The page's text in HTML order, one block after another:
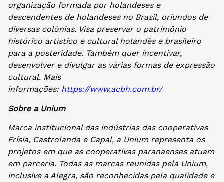
organização formada por holandeses e
descendentes de holandeses no Brasil, oriundos de
diversas colônias. Visa preservar o patrimônio
histórico artístico e cultural holandês e brasileiro
para a posteridade. Também quer incentivar,
desenvolver e divulgar as várias formas de expressão
cultural. Mais
informações: https://www.acbh.com.br/
Sobre a Unium
Marca institucional das indústrias das cooperativas
Frísia, Castrolanda e Capal, a Unium representa os
projetos em que as cooperativas paranaenses atuam
em parceria. Todas as marcas reunidas pela Unium,
inclusive a Alegra, são reconhecidas pela qualidade e